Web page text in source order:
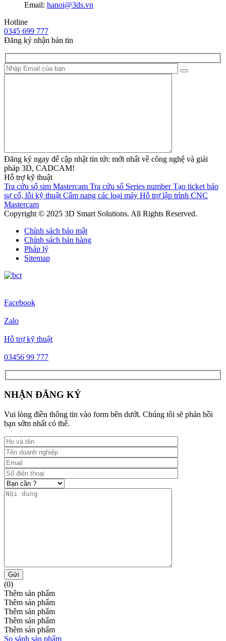
Email: hanoi@3ds.vn
Hotline
0345 699 777
Đăng ký nhận bản tin
Đăng ký ngay để cập nhật tin tức mới nhất về công nghệ và giải
pháp 3D, CADCAM!
Hỗ trợ kỹ thuật
Tra cứu số sim Mastercam Tra cứu số Series number Tạo ticket báo
sự cố, lỗi kỹ thuật Cẩm nang các loại máy Hỗ trợ lập trình CNC
Mastercam
Copyright © 2025 3D Smart Solutions. All Rights Reserved.
Chính sách bảo mật
Chính sách bán hàng
Pháp lý
Sitemap
Facebook
Zalo
Hỗ trợ kỹ thuật
03456 99 777
NHẬN ĐĂNG KÝ
Vui lòng điền thông tin vào form bên dưới. Chúng tôi sẽ phản hồi
bạn sớm nhất có thể.
Gửi
(0)
Thêm sản phẩm
Thêm sản phẩm
Thêm sản phẩm
Thêm sản phẩm
Thêm sản phẩm
So sánh sản phẩm